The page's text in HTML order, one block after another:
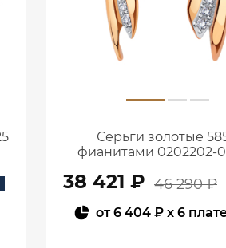
Серьги золотые
фианитами 0202202-
38 421 ₽ 46 290 ₽
от6 404 ₽x 6